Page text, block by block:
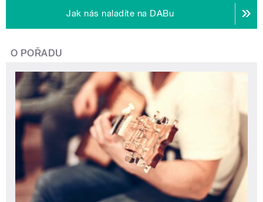
Jak nás naladíte na DABu
O POŘADU